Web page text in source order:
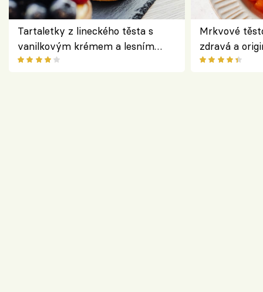
Tartaletky z lineckého těsta s
vanilkovým krémem a lesním
ovocem podle Bread Society
Mrkvové
zdravá a
klasiky